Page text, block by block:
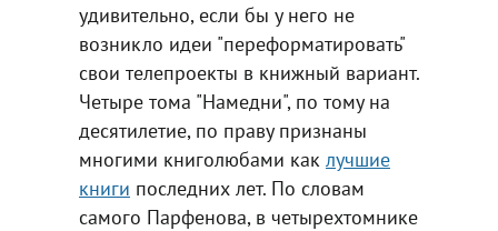
удивительно, если бы у него не
возникло идеи "переформатировать"
свои телепроекты в книжный вариант.
Четыре тома "Намедни", по тому на
десятилетие, по праву признаны
многими книголюбами как лучшие
книги последних лет. По словам
самого Парфенова, в четырехтомнике